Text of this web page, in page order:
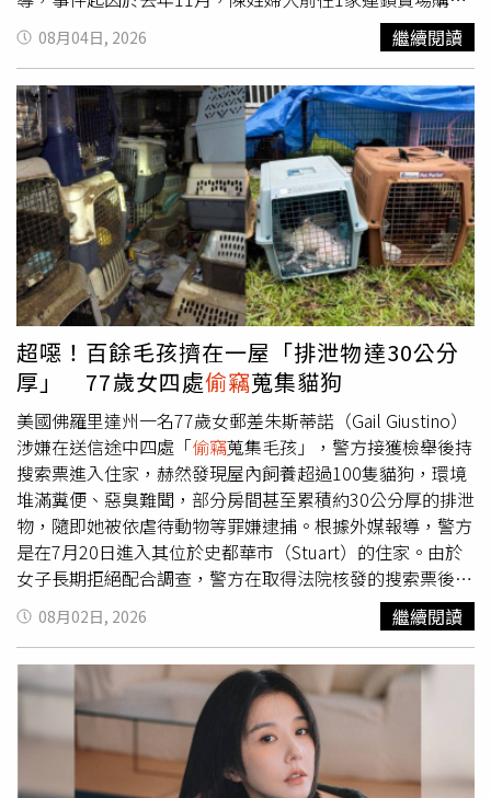
密，檢警掌握周男確切犯罪事證，火速前往周男的下榻處查
訪，卻未見周男身影。警方只能再組成鷹眼小組，調閱周邊
監視器畫面，終於掌握周男疑似在台中出沒，最終持拘票於
台中一處旅館將人逮捕到案。然而在警方第二次將周男拘提
到案前，周男已數度焦急詢問中國友人是否有順利離境方
式，所幸遭警方及時逮捕，同時清查其來台後是否有相關同
夥，初步確認僅有周男1人犯案。而周男第二次被捕後，遭
檢察官聲押獲准，並羈押至今，全案經台北地檢署7月27日
偵結後，依違反組織犯罪條例、竊盜、加重竊盜、偽造準文
書、詐欺得利與詐欺得利未遂罪嫌，提起公訴，具體求刑有
期徒刑9年以上。
物，看到冷藏櫃內1包滷製入味的秘滷牛腱心，竟未付款便
直接帶離店外。由於商品觸發防盜警報器，店員立即上前攔
查並報警處理。警方到場後，陳婦也隨即坦承竊取牛腱心的
犯行。然而，警方在查驗她的身分資料時，卻發現陳姓婦人
在法律程序上，早已是1名「死亡人口」。根據資料顯示，
陳婦於2011年離家後便失去音訊，家人多年來四處尋找仍
無結果。直到2018年，女兒依相關法律程序向法院聲請死
亡宣告，雲林地方法院最終於2019年8月正式裁定宣告陳婦
死亡。沒想到，原本被認定已死亡的陳婦，竟在6年後因1起
竊案而「復活」。對此，埔里分局鯉潭派出所副所長簡志龍
表示，陳女當時離開賣場時因防盜警報器響起，被店員當場
攔下，警方到場後她也坦承犯行，全案已依竊盜罪嫌移送偵
辦。雖然檢方今年7月正式撤銷陳姓婦人的死亡宣告，讓她
在法律上重新恢復身分。不過，恢復法律人格並不代表免除
責任，陳婦仍需面對偷竊行為所涉及的司法程序。
08月04日, 2026 繼續閱讀
超噁！百餘毛孩擠在一屋「排泄物達30公分
厚」 77歲女四處偷竊蒐集貓狗
美國佛羅里達州一名77歲女郵差朱斯蒂諾（Gail Giustino）
涉嫌在送信途中四處「偷竊蒐集毛孩」，警方接獲檢舉後持
搜索票進入住家，赫然發現屋內飼養超過100隻貓狗，環境
堆滿糞便、惡臭難聞，部分房間甚至累積約30公分厚的排泄
物，隨即她被依虐待動物等罪嫌逮捕。根據外媒報導，警方
是在7月20日進入其位於史都華市（Stuart）的住家。由於
女子長期拒絕配合調查，警方在取得法院核發的搜索票後，
與消防及動物管制人員穿著防護衣進屋搜索。警方表示，屋
內沒有空調及通風設備，高溫悶熱且充滿刺鼻惡臭，超過
100隻動物被關在籠內生活，其中約70隻為貓咪，其餘為狗
狗。警長布登西克（John Budensiek）表示，這是他在馬
丁郡見過最嚴重的動物囤積案件，「臭味令人難以忍受，屋
內熱得讓人窒息。」參與救援的人員指出，許多動物健康狀
況不佳，有些貓咪甚至因長期受創而一動也不動，並受到極
大的心理創傷。警方表示自2014年起，朱斯蒂諾住家就因
08月02日, 2026 繼續閱讀